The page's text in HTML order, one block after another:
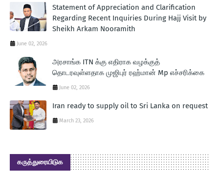
Statement of Appreciation and Clarification
Regarding Recent Inquiries During Hajj Visit by
Sheikh Arkam Nooramith
June 02, 2026
அரசாங்க ITN க்கு எதிராக வழக்குத்
தொடரவுள்ளதாக முஜிபுர் ரஹ்மான் Mp எச்சரிக்கை
June 02, 2026
Iran ready to supply oil to Sri Lanka on request
March 23, 2026
கருத்துரையிடுக